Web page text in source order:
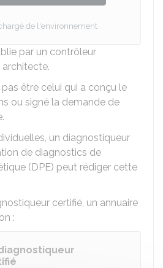
de l'environnement
par un contrôleur
être celui qui a conçu le
ou signé la demande de
un diagnostiqueur
de diagnostics de
(DPE) peut rédiger cette
certifié, un annuaire
: